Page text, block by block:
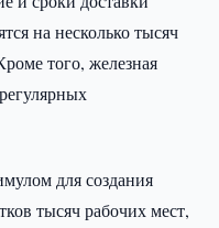
на несколько тысяч
того, железная
для создания
тысяч рабочих мест,